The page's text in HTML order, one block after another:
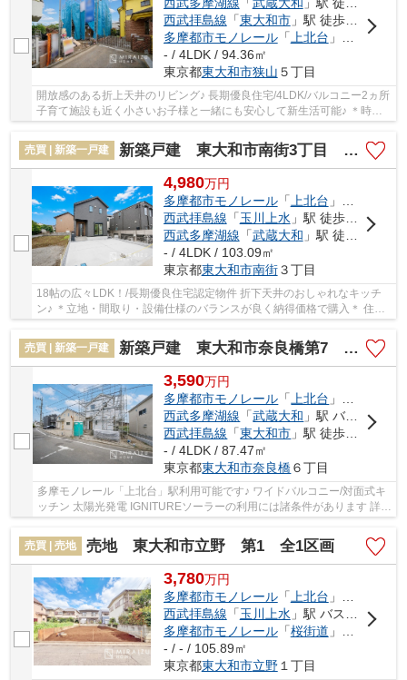
西武拝島線 「東大和市」駅 徒歩30分
多摩都市モノレール「 上北台 」駅 徒歩32分
- / 4LDK / 94.36㎡
東京都東大和市狭山 ５丁目
開放感のある折上天井のリビング♪ 長期優良住宅/4LDK/バルコニー2ヵ所
子育て施設も近く小さいお子様と一緒にも安心して新生活可能♪ ＊時間
売買 | 新築一戸建
新築戸建 東大和市南街3丁目 全2棟
4,980万円
多摩都市モノレール「 上北台 」駅 徒歩17分
西武拝島線 「玉川上水 」駅 徒歩19分
西武多摩湖線 「武蔵大和 」駅 徒歩40分
- / 4LDK / 103.09㎡
東京都東大和市南街３丁目
18帖の広々LDK！/長期優良住宅認定物件 折下天井のおしゃれなキッチ
ン♪ ＊立地・間取り・設備仕様のバランスが良く納得価格で購入＊ 住宅
性能評価付きで安心邸宅！色んな不安を解消い...
売買 | 新築一戸建
新築戸建 東大和市奈良橋第7 全5棟
3,590万円
多摩都市モノレール 「 上北台 」駅 徒歩18分
西武多摩湖線 「武蔵大和 」駅 バス8分 「東大和一小南」 停歩4分
西武拝島線 「東大和市 」駅 徒歩29分
- / 4LDK / 87.47㎡
東京都東大和市奈良橋６丁目
多摩モノレール「上北台」駅利用可能です♪ ワイドバルコニー/対面式キ
ッチン 太陽光発電 IGNITUREソーラーの利用には諸条件があります 詳細
は担当営業所までお問合わせください。
売買 | 売地
売地 東大和市立野 第1 全1区画
3,780万円
多摩都市モノレール「 上北台 」駅 徒歩12分
西武拝島線 「玉川上水 」駅 バス10分 「都立東大和高校南」 停歩4分
多摩都市モノレール「桜街道 」駅 徒歩16分
- / - / 105.89㎡
東京都東大和市立野１丁目